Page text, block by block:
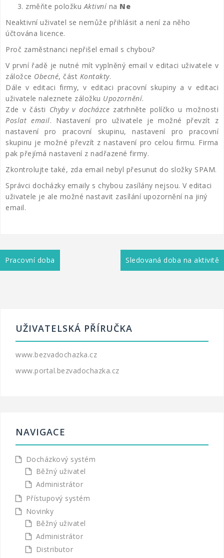
změňte položkuAktivnína Ne
Neaktivní uživatel se nemůže přihlásit a není za něho
účtována licence.
Proč zaměstnanci nepřišel email s chybou?
V první řadě je nutné mít vyplněný email v editaci uživatele v
záložce Obecné, část Kontakty.
Dále v editaci firmy, v editaci pracovní skupiny a v editaci
uživatele naleznete záložku Upozornění.
Zde v části Chyby v docházce zatrhněte políčko u možnosti
Poslat email. Nastavení pro uživatele je možné převzít z
nastavení pro pracovní skupinu, nastavení pro pracovní
skupinu je možné převzít z nastavení pro celou firmu. Firma
pak přejímá nastavení z nadřazené firmy.
Zkontrolujte také, zda email nebyl přesunut do složky SPAM.
Správci docházky emaily s chybou zasílány nejsou. V editaci
uživatele je ale možné nastavit zasílání upozornění na jiný
email.
Pracovní doba Sledovaná doba na aktivitě
UŽIVATELSKÁ PŘÍRUČKA
www.bezvadochazka.cz
www.portal.bezvadochazka.cz
NAVIGACE
Docházkový systém
Běžný uživatel
Administrátor
Přístupový systém
Novinky
Běžný uživatel
Administrátor
Distributor